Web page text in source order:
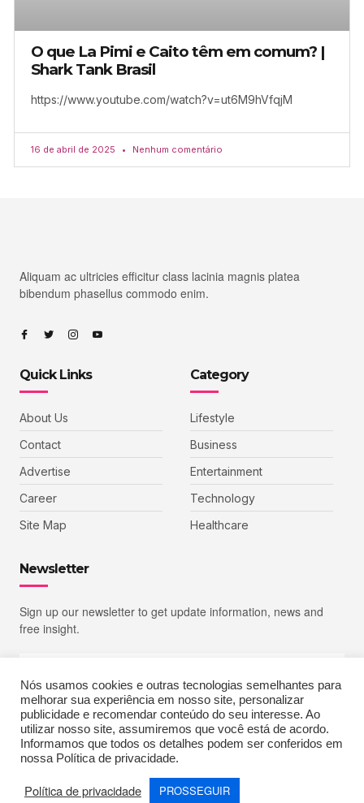
O que La Pimi e Caito têm em comum? |
Shark Tank Brasil
https://www.youtube.com/watch?v=ut6M9hVfqjM
16 de abril de 2025 Nenhum comentário
Aliquam ac ultricies efficitur class lacinia magnis platea
bibendum phasellus commodo enim.
Quick Links
About Us
Contact
Advertise
Career
Site Map
Category
Lifestyle
Business
Entertainment
Technology
Healthcare
Newsletter
Sign up our newsletter to get update information, news and
free insight.
SIGN UP
Copyright © 2023 Echoiz, All rights reserved. Powered by MoxCreative
Nós usamos cookies e outras tecnologias semelhantes para
melhorar sua experiência em nosso site, personalizar
publicidade e recomendar conteúdo do seu interesse. Ao
utilizar nosso site, assumiremos que você está de acordo.
Informamos que todos os detalhes podem ser conferidos em
nossa Política de privacidade.
Política de privacidade PROSSEGUIR